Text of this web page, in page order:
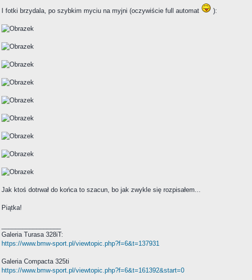
I fotki brzydala, po szybkim myciu na myjni (oczywiście full automat ):
Jak ktoś dotrwał do końca to szacun, bo jak zwykle się rozpisałem...
Piątka!
Galeria Turasa 328iT:
https://www.bmw-sport.pl/viewtopic.php?f=6&t=137931
Galeria Compacta 325ti
https://www.bmw-sport.pl/viewtopic.php?f=6&t=161392&start=0